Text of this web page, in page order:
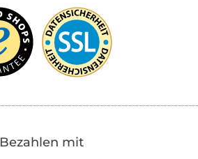
Bezahlen mit